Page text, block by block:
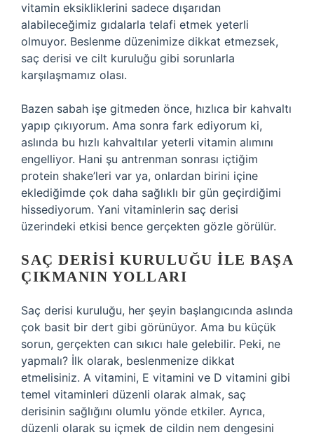
vitamin eksikliklerini sadece dışarıdan
alabileceğimiz gıdalarla telafi etmek yeterli
olmuyor. Beslenme düzenimize dikkat etmezsek,
saç derisi ve cilt kuruluğu gibi sorunlarla
karşılaşmamız olası.
Bazen sabah işe gitmeden önce, hızlıca bir kahvaltı
yapıp çıkıyorum. Ama sonra fark ediyorum ki,
aslında bu hızlı kahvaltılar yeterli vitamin alımını
engelliyor. Hani şu antrenman sonrası içtiğim
protein shake’leri var ya, onlardan birini içine
eklediğimde çok daha sağlıklı bir gün geçirdiğimi
hissediyorum. Yani vitaminlerin saç derisi
üzerindeki etkisi bence gerçekten gözle görülür.
SAÇ DERISI KURULUĞU ILE BAŞA
ÇIKMANIN YOLLARI
Saç derisi kuruluğu, her şeyin başlangıcında aslında
çok basit bir dert gibi görünüyor. Ama bu küçük
sorun, gerçekten can sıkıcı hale gelebilir. Peki, ne
yapmalı? İlk olarak, beslenmenize dikkat
etmelisiniz. A vitamini, E vitamini ve D vitamini gibi
temel vitaminleri düzenli olarak almak, saç
derisinin sağlığını olumlu yönde etkiler. Ayrıca,
düzenli olarak su içmek de cildin nem dengesini